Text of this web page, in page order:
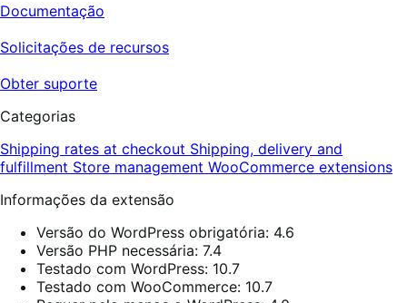
Documentação
Solicitações de recursos
Obter suporte
Categorias
Shipping rates at checkout Shipping, delivery and
fulfillment Store management WooCommerce extensions
Informações da extensão
Versão do WordPress obrigatória: 4.6
Versão PHP necessária: 7.4
Testado com WordPress: 10.7
Testado com WooCommerce: 10.7